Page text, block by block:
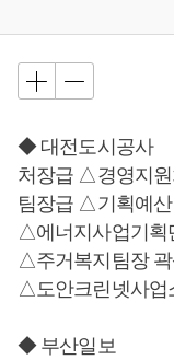
◆ 대전도시공사
처장급 △경영지
팀장급 △기획예
△에너지사업기획
△주거복지팀장
△도안크린넷사업
◆ 부산일보